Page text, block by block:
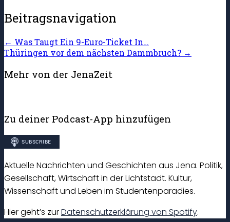
Beitragsnavigation
← Was Taugt Ein 9-Euro-Ticket In…
Thüringen vor dem nächsten Dammbruch? →
Mehr von der JenaZeit
Zu deiner Podcast-App hinzufügen
Aktuelle Nachrichten und Geschichten aus Jena. Politik,
Gesellschaft, Wirtschaft in der Lichtstadt. Kultur,
Wissenschaft und Leben im Studentenparadies.
Hier geht’s zurDatenschutzerklärung von Spotify.